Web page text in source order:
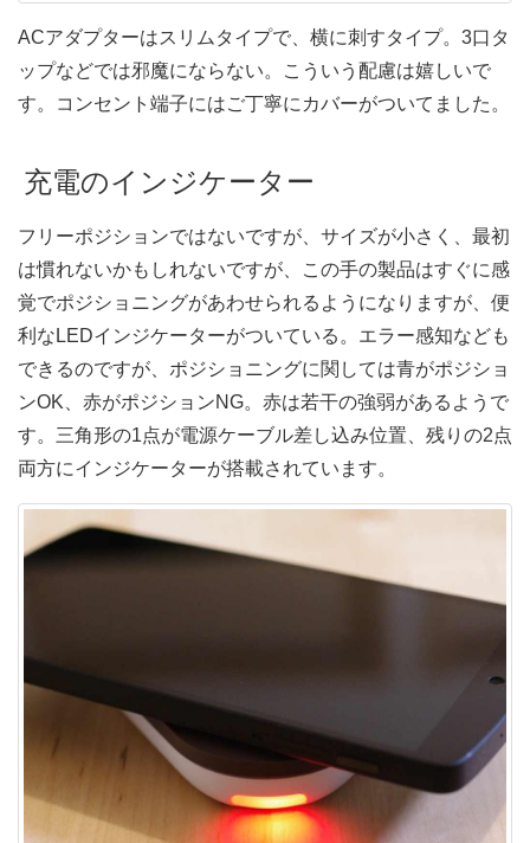
ACアダプターはスリムタイプで、横に刺すタイプ。3口タ
ップなどでは邪魔にならない。こういう配慮は嬉しいで
す。コンセント端子にはご丁寧にカバーがついてました。
充電のインジケーター
フリーポジションではないですが、サイズが小さく、最初
は慣れないかもしれないですが、この手の製品はすぐに感
覚でポジショニングがあわせられるようになりますが、便
利なLEDインジケーターがついている。エラー感知なども
できるのですが、ポジショニングに関しては青がポジショ
ンOK、赤がポジションNG。赤は若干の強弱があるようで
す。三角形の1点が電源ケーブル差し込み位置、残りの2点
両方にインジケーターが搭載されています。